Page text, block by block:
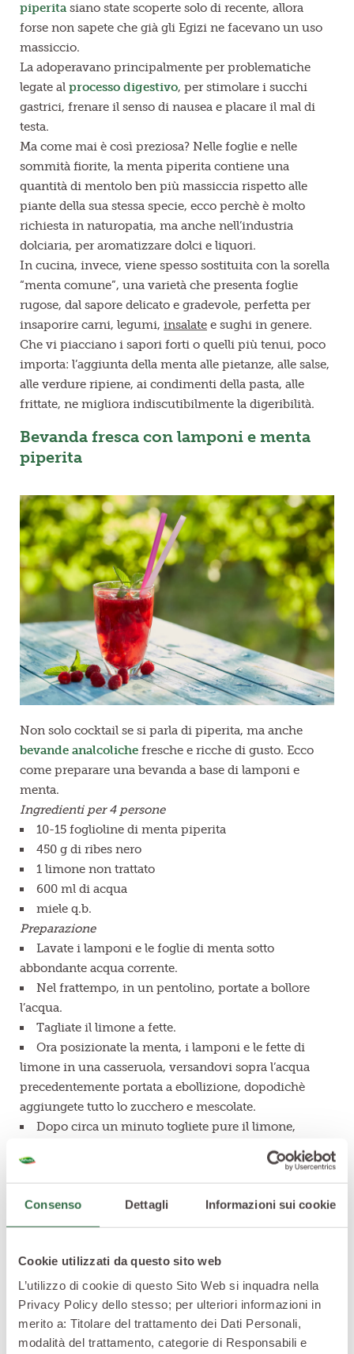
Consenso Dettagli Informazioni sui cookie
Cookie utilizzati da questo sito web
L’utilizzo di cookie di questo Sito Web si inquadra nella
Privacy Policy dello stesso; per ulteriori informazioni in
merito a: Titolare del trattamento dei Dati Personali,
modalità del trattamento, categorie di Responsabili e
piperitasiano state scoperte solo di recente, allora
forse non sapete che già gli Egizi ne facevano un uso
massiccio.
La adoperavano principalmente per problematiche
legate al processo digestivo, per stimolare i succhi
gastrici, frenare il senso di nausea e placare il mal di
testa.
Ma come mai è così preziosa? Nelle foglie e nelle
sommità fiorite, la menta piperita contiene una
quantità di mentolo ben più massiccia rispetto alle
piante della sua stessa specie, ecco perchè è molto
richiesta in naturopatia, ma anche nell’industria
dolciaria, per aromatizzare dolci e liquori.
In cucina, invece, viene spesso sostituita con la sorella
“menta comune”, una varietà che presenta foglie
rugose, dal sapore delicato e gradevole, perfetta per
insaporire carni, legumi, insalate e sughi in genere.
Che vi piacciano i sapori forti o quelli più tenui, poco
importa: l’aggiunta della menta alle pietanze, alle salse,
alle verdure ripiene, ai condimenti della pasta, alle
frittate, ne migliora indiscutibilmente la digeribilità.
Bevanda fresca con lamponi e menta
piperita
Non solo cocktail se si parla di piperita, ma anche
bevande analcoliche fresche e ricche di gusto. Ecco
come preparare una bevanda a base di lamponi e
menta.
Ingredienti per 4 persone
10-15 foglioline di menta piperita
450 g di ribes nero
1 limone non trattato
600 ml di acqua
miele q.b.
Preparazione
Lavate i lamponi e le foglie di menta sotto
abbondante acqua corrente.
Nel frattempo, in un pentolino, portate a bollore
l’acqua.
Tagliate il limone a fette.
Ora posizionate la menta, i lamponi e le fette di
limone in una casseruola, versandovi sopra l’acqua
precedentemente portata a ebollizione, dopodichè
aggiungete tutto lo zucchero e mescolate.
Dopo circa un minuto togliete pure il limone,
altrimenti la bevanda diventerà troppo amara.
Lasciate raffreddare completamente per un paio
d’ore e poi filtrate il tutto con l’aiuto di un colino.
Infilate la caraffa in frigorifero e diluite eventualmente
con acqua gassata oppure limonata.
Tisana zenzero e menta, dissetante e
perfetta in caso di pesantezza